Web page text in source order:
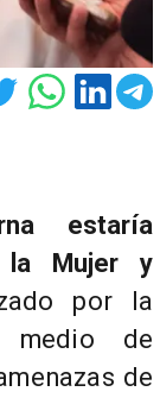
estaría
la Mujer y
por la
de
de